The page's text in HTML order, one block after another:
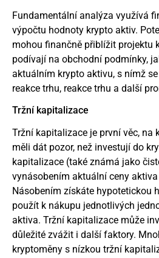
Fundamentální analýza využívá
výpočtu hodnoty krypto aktiv.
mohou finančně přiblížit projektu
podívají na obchodní podmínky,
aktuálním krypto aktivu, s nímž
reakce trhu, reakce trhu a další
Tržní kapitalizace
Tržní kapitalizace je první věc, na
měli dát pozor, než investují do
kapitalizace (také známá jako
vynásobením aktuální ceny
Násobením získáte hypotetickou
použít k nákupu jednotlivých
aktiva. Tržní kapitalizace může
důležité zvážit i další faktory.
kryptoměny s nízkou tržní